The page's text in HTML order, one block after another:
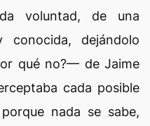
voluntad, de una
conocida, dejándolo
qué no?— de Jaime
cada posible
nada se sabe,